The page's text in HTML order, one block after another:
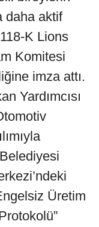
daha aktif
K Lions
Komitesi
imza attı.
Yardımcısı
Üretim